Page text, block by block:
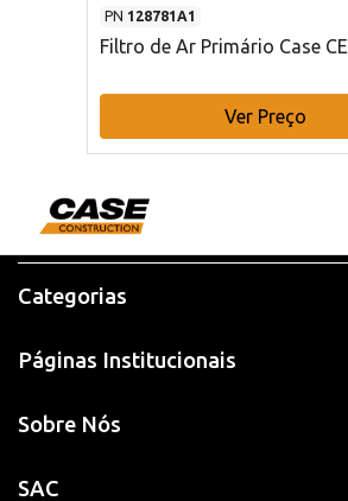
PN 128781A1
Filtro de Ar Primário Case CE
Ver Preço
Categorias
Páginas Institucionais
Sobre Nós
SAC